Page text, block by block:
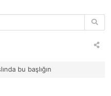
bu başlığın